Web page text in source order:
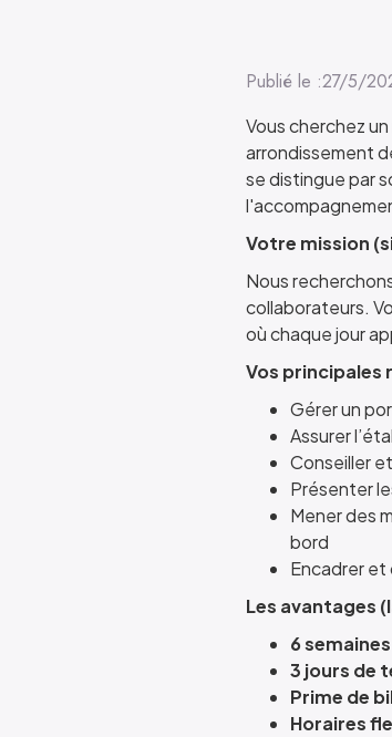
Publié le :27/5/
Vous cherchez
arrondissement
se distingue par
Votre mission
Nous
collaborateurs.
où chaque jour
Vos principales
Gérer un
Assurer
Conseiller
Présenter
Mener des
bord
Encadrer
Les avantages
6
3 jours de
Prime de
Horaires